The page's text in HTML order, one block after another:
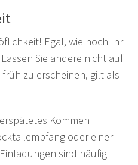
Egal, wie hoch Ihr
Sie andere nicht auf
zu erscheinen, gilt als
Kommen
oder einer
sind häufig